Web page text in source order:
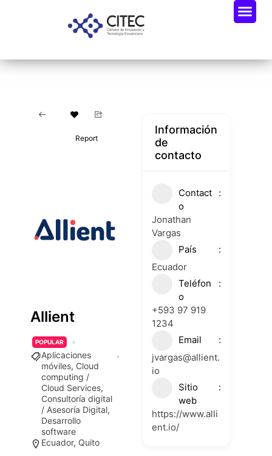
Report
Allient
POPULAR
Aplicaciones
móviles, Cloud
computing /
Cloud Services,
Consultoría digital
/ Asesoría Digital,
Desarrollo
software
Ecuador, Quito
Información
de
contacto
Contact
o
Jonathan
Vargas
País
Ecuador
Teléfon
o
+593 97 919
1234
Email
jvargas@allient.
io
Sitio
web
https://www.alli
ent.io/